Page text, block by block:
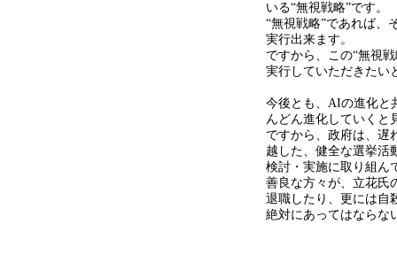
いる“無視戦略”です。
“無視戦略”であれば、
実行出来ます。
ですから、この“無視
実行していただきたい
今後とも、 AIの進化と
んどん進化していくと
ですから、政府は、遅
越した、健全な選挙活
検討・実施に取り組ん
善良な方々が、立花氏
退職したり、更には自
絶対にあってはならな